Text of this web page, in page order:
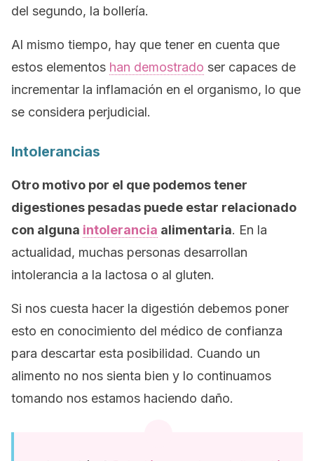
del segundo, la bollería.
Al mismo tiempo, hay que tener en cuenta que
estos elementos han demostrado ser capaces de
incrementar la inflamación en el organismo, lo que
se considera perjudicial.
Intolerancias
Otro motivo por el que podemos tener
digestiones pesadas puede estar relacionado
con alguna intolerancia alimentaria. En la
actualidad, muchas personas desarrollan
intolerancia a la lactosa o al gluten.
Si nos cuesta hacer la digestión debemos poner
esto en conocimiento del médico de confianza
para descartar esta posibilidad. Cuando un
alimento no nos sienta bien y lo continuamos
tomando nos estamos haciendo daño.